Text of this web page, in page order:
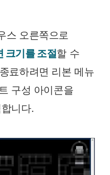
스 오른쪽으로
크기를 조절할 수
료하려면 리본 메뉴
구성 아이콘을
니다.